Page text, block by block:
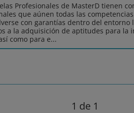
Profesionales de MasterD tienen
que aúnen todas las
con garantías dentro del entorno
a la adquisición de aptitudes para la
como para e...
1 de 1